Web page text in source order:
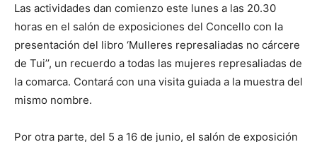
Las actividades dan comienzo este lunes a las 20.30
horas en el salón de exposiciones del Concello con la
presentación del libro ‘Mulleres represaliadas no cárcere
de Tui’’, un recuerdo a todas las mujeres represaliadas de
la comarca. Contará con una visita guiada a la muestra del
mismo nombre.
Por otra parte, del 5 a 16 de junio, el salón de exposición